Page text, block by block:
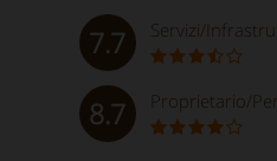
7.7 Servizi/
8.7 Proprietario/